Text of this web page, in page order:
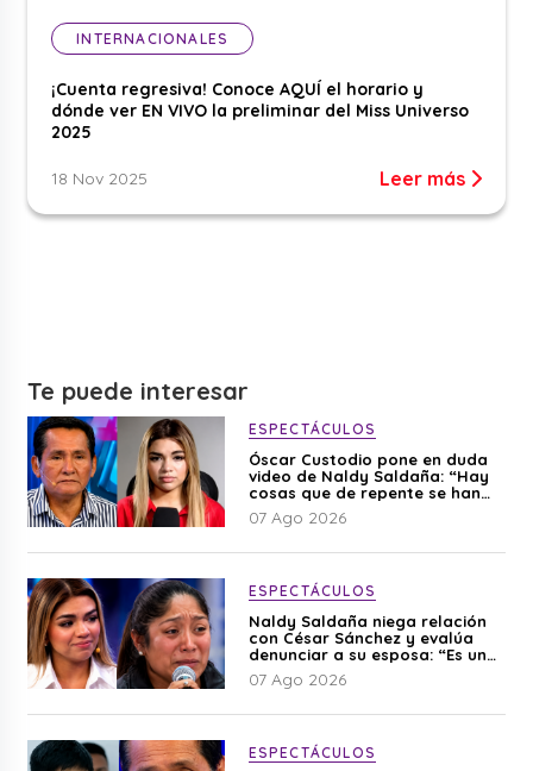
INTERNACIONALES
¡Cuenta regresiva! Conoce AQUÍ el horario y
dónde ver EN VIVO la preliminar del Miss Universo
2025
18 Nov 2025 Leer más
Te puede interesar
ESPECTÁCULOS
Óscar Custodio pone en duda
video de Naldy Saldaña: “Hay
cosas que de repente se han
editado”
07 Ago 2026
ESPECTÁCULOS
Naldy Saldaña niega relación
con César Sánchez y evalúa
denunciar a su esposa: “Es una
difamación”
07 Ago 2026
ESPECTÁCULOS